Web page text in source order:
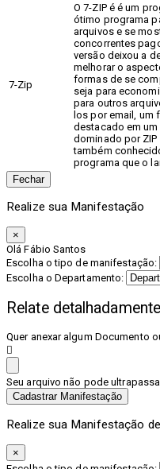
7-Zip
O 7-ZIP é é um
ótimo programa
arquivos e se
concorrentes
versão deixou a
melhorar o
formas de se
seja para
para outros
los por email, um
destacado em
dominado por ZIP
também
programa que o
Fechar
Realize sua Manifestação
×
Olá Fábio Santos
Escolha o tipo de manifestação:
Escolha o Departamento:
Relate
Quer anexar algum Documento
Seu arquivo não pode
Cadastrar Manifestação
Realize sua Manifestação
×